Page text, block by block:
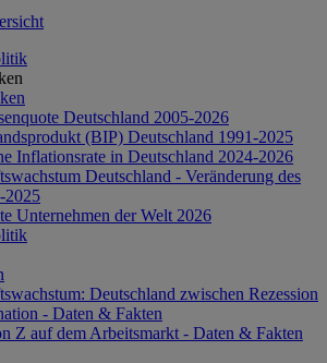
Deutschland 2005-2026
(BIP) Deutschland 1991-2025
Inflationsrate in Deutschland 2024-2026
Deutschland - Veränderung des
2025
Unternehmen der Welt 2026
Deutschland zwischen Rezession
- Daten & Fakten
Z auf dem Arbeitsmarkt - Daten & Fakten